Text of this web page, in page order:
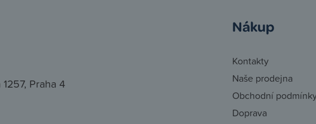
Praha 4
Nákup
Kontakty
Naše prodejna
Obchodní
Doprava